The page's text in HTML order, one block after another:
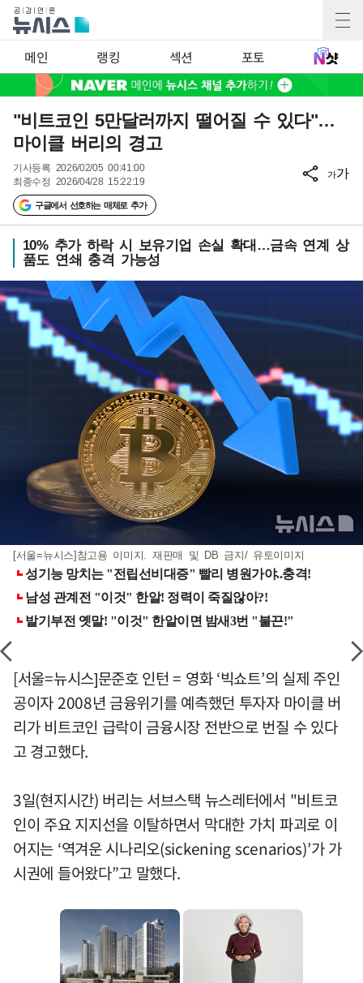
메인 랭킹 섹션 포토
"비트코인 5만달러까지 떨어질 수 있다"…
마이클 버리의 경고
기사등록 2026/02/05 00:41:00
최종수정 2026/04/28 15:22:19
구글에서 선호하는 매체로 추가
가가
10% 추가 하락 시 보유기업 손실 확대…금속 연계 상
품도 연쇄 충격 가능성
[서울=뉴시스]참고용 이미지. 재판매 및 DB 금지/ 유토이미지
[서울=뉴시스]문준호 인턴 = 영화 ‘빅쇼트’의 실제 주인
공이자 2008년 금융위기를 예측했던 투자자 마이클 버
리가 비트코인 급락이 금융시장 전반으로 번질 수 있다
고 경고했다.
3일(현지시간) 버리는 서브스택 뉴스레터에서 "비트코
인이 주요 지지선을 이탈하면서 막대한 가치 파괴로 이
어지는 ‘역겨운 시나리오(sickening scenarios)’가 가
시권에 들어왔다”고 말했다.